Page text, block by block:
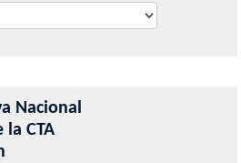
Nacional
la CTA